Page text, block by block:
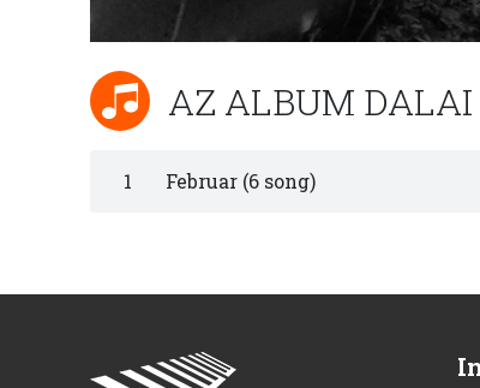
AZ ALBUM DALAI
1 Februar (6 song)